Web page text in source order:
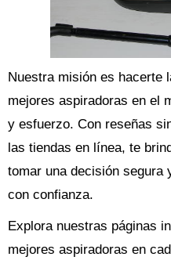
Nuestra misión es hacerte
mejores aspiradoras en el
y esfuerzo. Con reseñas
las tiendas en línea, te
tomar una decisión segura
con confianza.
Explora nuestras páginas
mejores aspiradoras en